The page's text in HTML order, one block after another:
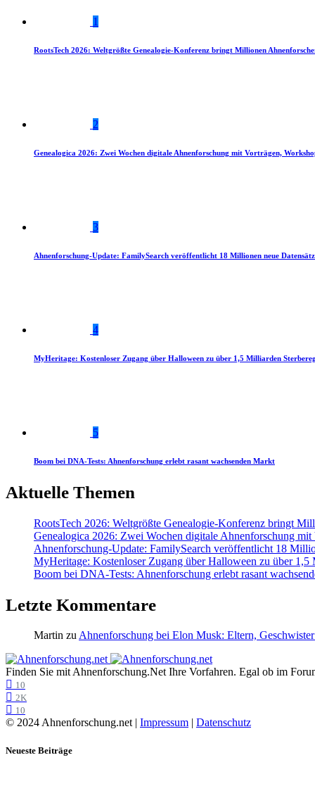
1
RootsTech 2026: Weltgrößte Genealogie-Konferenz bringt Millionen
2
Genealogica 2026: Zwei Wochen digitale Ahnenforschung mit Vorträgen,
3
Ahnenforschung-Update: FamilySearch veröffentlicht 18 Millionen neue
4
MyHeritage: Kostenloser Zugang über Halloween zu über 1,5 Milliarden
5
Boom bei DNA-Tests: Ahnenforschung erlebt rasant wachsenden Markt
Aktuelle Themen
RootsTech 2026: Weltgrößte Genealogie-Konferenz bringt
Genealogica 2026: Zwei Wochen digitale Ahnenforschung mit
Ahnenforschung-Update: FamilySearch veröffentlicht 18
MyHeritage: Kostenloser Zugang über Halloween zu über 1,5
Boom bei DNA-Tests: Ahnenforschung erlebt rasant
Letzte Kommentare
Martin zu Ahnenforschung bei Elon Musk: Eltern,
Finden Sie mit Ahnenforschung.Net Ihre Vorfahren. Egal ob im
10
2K
10
© 2024 Ahnenforschung.net | Impressum | Datenschutz
Neueste Beiträge